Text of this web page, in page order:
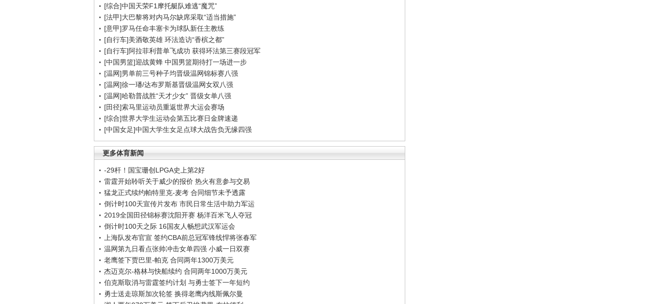
[综合]中国天荣F1摩托艇队难逃“魔咒”
[法甲]大巴黎将对内马尔缺席采取“适当措施”
[意甲]罗马任命丰塞卡为球队新任主教练
[自行车]美酒敬英雄 环法造访“香槟之都”
[自行车]阿拉菲利普单飞成功 获得环法第三赛段冠军
[中国男篮]迎战黄蜂 中国男篮期待打一场进一步
[温网]男单前三号种子均晋级温网锦标赛八强
[温网]徐一璠/达布罗斯基晋级温网女双八强
[温网]哈勒普战胜“天才少女” 晋级女单八强
[田径]索马里运动员重返世界大运会赛场
[综合]世界大学生运动会第五比赛日金牌速递
[中国女足]中国大学生女足点球大战告负无缘四强
更多体育新闻
-29杆！国宝珊创LPGA史上第2好
雷霆开始聆听关于威少的报价 热火有意参与交易
猛龙正式续约帕特里克-麦考 合同细节未予透露
倒计时100天宣传片发布 市民日常生活中助力军运
2019全国田径锦标赛沈阳开赛 杨洋百米飞人夺冠
倒计时100天之际 16国友人畅想武汉军运会
上海队发布官宣 签约CBA前总冠军锋线悍将张春军
温网第九日看点张帅冲击女单四强 小威一日双赛
老鹰签下贾巴里-帕克 合同两年1300万美元
杰迈克尔-格林与快船续约 合同两年1000万美元
伯克斯取消与雷霆签约计划 与勇士签下一年短约
勇士送走琼斯加次轮签 换得老鹰内线斯佩尔曼